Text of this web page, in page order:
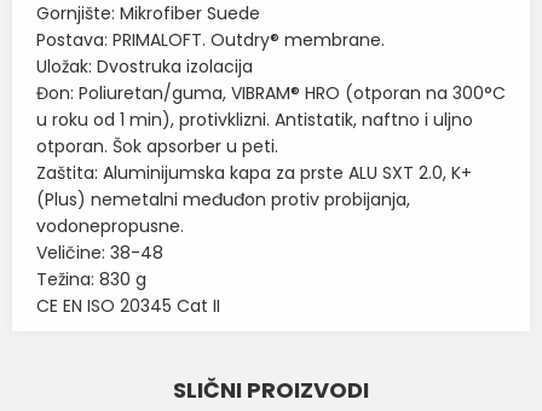
Gornjište: Mikrofiber Suede
Postava: PRIMALOFT. Outdry® membrane.
Uložak: Dvostruka izolacija
Đon: Poliuretan/guma, VIBRAM® HRO (otporan na 300°C
u roku od 1 min), protivklizni. Antistatik, naftno i uljno
otporan. Šok apsorber u peti.
Zaštita: Aluminijumska kapa za prste ALU SXT 2.0, K+
(Plus) nemetalni međuđon protiv probijanja,
vodonepropusne.
Veličine: 38-48
Težina: 830 g
CE EN ISO 20345 Cat II
VODONEPROPUSNE CIPELE
SLIČNI PROIZVODI